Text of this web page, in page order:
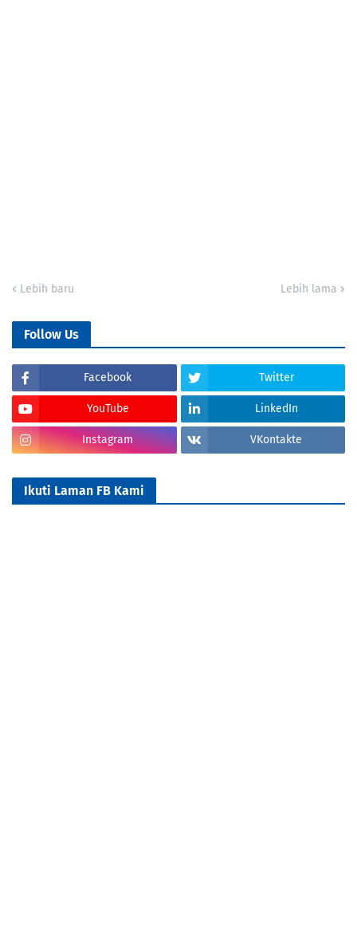
Lebih baru Lebih lama
Follow Us
Facebook Twitter
YouTube LinkedIn
Instagram VKontakte
Ikuti Laman FB Kami